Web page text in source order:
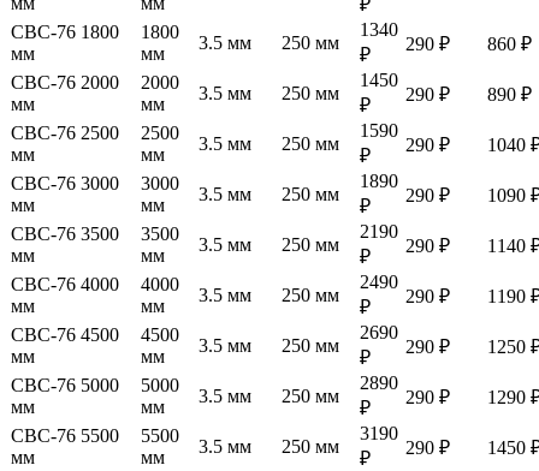
₽
СВС-76 1800
мм
1800
мм
3.5 мм 250 мм
1340
₽
290 ₽
860 ₽
СВС-76 2000
мм
2000
мм
3.5 мм 250 мм
1450
₽
290 ₽
890 ₽
СВС-76 2500
мм
2500
мм
3.5 мм 250 мм
1590
₽
290 ₽
1040
СВС-76 3000
мм
3000
мм
3.5 мм 250 мм
1890
₽
290 ₽
1090
СВС-76 3500
мм
3500
мм
3.5 мм 250 мм
2190
₽
290 ₽
1140
СВС-76 4000
мм
4000
мм
3.5 мм 250 мм
2490
₽
290 ₽
1190
СВС-76 4500
мм
4500
мм
3.5 мм 250 мм
2690
₽
290 ₽
1250
СВС-76 5000
мм
5000
мм
3.5 мм 250 мм
2890
₽
290 ₽
1290
СВС-76 5500
мм
5500
мм
3.5 мм 250 мм
3190
₽
290 ₽
1450